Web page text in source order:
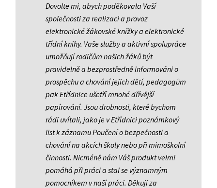
Dovolte mi, abych poděkovala Vaší
společnosti za realizaci a provoz
elektronické žákovské knížky a elektronické
třídní knihy. Vaše služby a aktivní spolupráce
umožňují rodičům našich žáků být
pravidelně a bezprostředně informováni o
prospěchu a chování jejich dětí, pedagogům
pak Etřídnice ušetří mnohé dřívější
papírování. Jsou drobnosti, které bychom
rádi uvítali, jako je v Etřídnici poznámkový
list k záznamu Poučení o bezpečnosti a
chování na akcích školy nebo při mimoškolní
činnosti. Nicméně nám Váš produkt velmi
pomáhá při práci a stal se významným
pomocníkem v naší práci. Děkuji za